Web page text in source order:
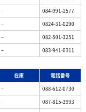
−
084-991-1577
−
0824-31-0290
−
082-501-3251
− 083-941-0311
在庫
電話番号
−
088-612-0730
−
087-815-3993